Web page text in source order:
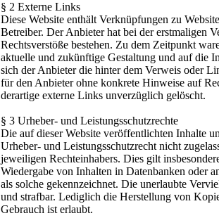
§ 2 Externe Links
Diese Website enthält Verknüpfungen zu
Betreiber. Der Anbieter hat bei der erstmaligen
Rechtsverstöße bestehen. Zu dem Zeitpunkt
aktuelle und zukünftige Gestaltung und auf die
sich der Anbieter die hinter dem Verweis oder
für den Anbieter ohne konkrete Hinweise auf
derartige externe Links unverzüglich gelöscht.
§ 3 Urheber- und Leistungsschutzrechte
Die auf dieser Website veröffentlichten Inhalte
Urheber- und Leistungsschutzrecht nicht
jeweiligen Rechteinhabers. Dies gilt
Wiedergabe von Inhalten in Datenbanken oder
als solche gekennzeichnet. Die unerlaubte
und strafbar. Lediglich die Herstellung von
Gebrauch ist erlaubt.